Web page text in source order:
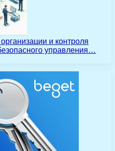
и контроля
управления…